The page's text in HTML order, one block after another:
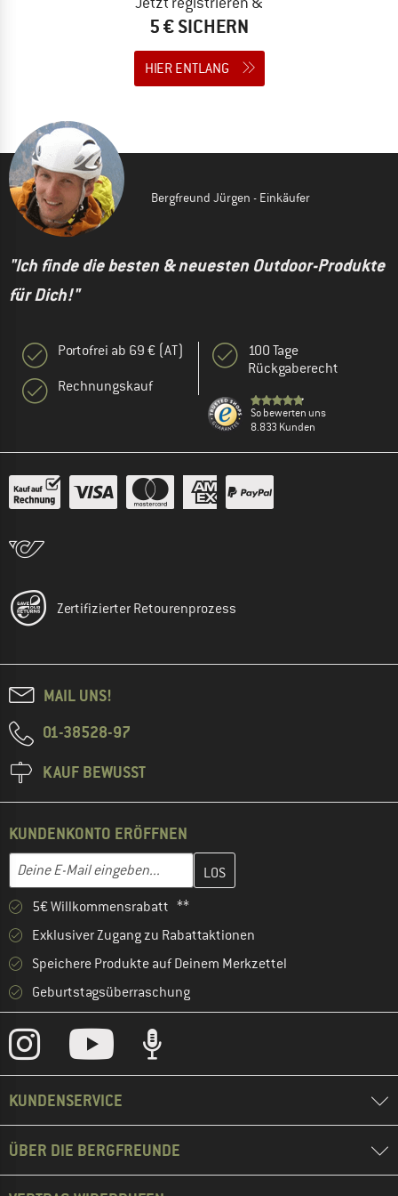
5 € SICHERN
HIER ENTLANG
Bergfreund Jürgen - Einkäufer
"Ich finde die besten & neuesten Outdoor-Produkte
für Dich!"
Portofrei ab 69 € (AT)
Rechnungskauf
100 Tage
Rückgaberecht
So bewerten uns
8.833 Kunden
Zertifizierter Retourenprozess
MAIL UNS!
01-38528-97
KAUF BEWUSST
KUNDENKONTO ERÖFFNEN
E-Mail-Adresse
Gib hier deine E-Mail-Adresse ein und erstelle im nächsten
5€ Willkommensrabatt **
Exklusiver Zugang zu Rabattaktionen
Speichere Produkte auf Deinem Merkzettel
Geburtstagsüberraschung
KUNDENSERVICE
ÜBER DIE BERGFREUNDE